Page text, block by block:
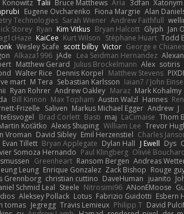
Konowitz Talii Bruce Matthews Aria 3dfan Xatonym
Eugene Ovcharenko Fiona Margrie Alan
Technologies Sarah Wiener Andrew Faithfull
Storey Ryan Kim Vitkus Bryan Halcott Glyph Jan
KaiCee Kurt Wilson Stéphane Huart Todd
Wesley Scafe scott bilby Victor George e
Alkaza1996 jAde Lea Seidman Hernandez
Matthew Gerard Julius Brockelmann Alex sotiris
Walter Rice Dennis Korpel Matthew Stevens
mart M Tera Sebastian Karlsson Iaian7 / John
Ryan Rohrer Andrew Oakley Maraz Mark Kohalmy
Bill Kinnon Max Topham Austin Walzl Hannes
Frizelle Saliven Markus Michael Egger Andrew J
Brad Corlett Basti maj LaCimaise Thom
Koťátko Alexis Shuping William Lee Trevor
Vroman David Sibley Emil Herzenstiel Charles
Evan Tillett Bryan Applegate Dylan Hall J Ewell Dys
Somoza Hernando Paul Klingberg Olivié
Greenheart Ransom Bergen Andreas
Leung Enrique Gonzalez Zack Bishop Rouge
Grennborg christian cuttino DaveHuman juanito
Schmid Leal Steele Nitrosimi96 ANonEMoose
Aleksey Pollack Lotus Fabrizio Guidotti Esbern
tomas Jegregg Travis Lemieux Philipp T David